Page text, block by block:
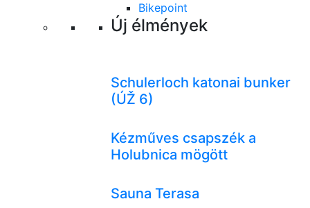
Bikepoint
Új élmények
Schulerloch katonai bunker
(ÚŽ 6)
Kézműves csapszék a
Holubnica mögött
Sauna Terasa